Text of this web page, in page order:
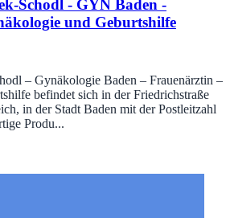
Schodl - GYN Baden -
und Geburtshilfe
– Gynäkologie Baden – Frauenärztin –
befindet sich in der Friedrichstraße
in der Stadt Baden mit der Postleitzahl
Produ...